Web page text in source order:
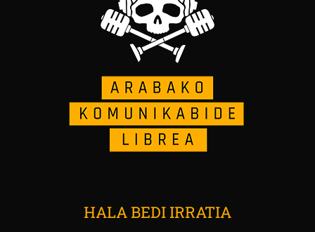
HALA BEDI IRRATIA